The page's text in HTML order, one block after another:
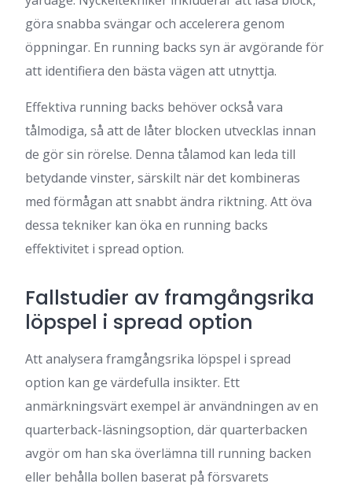
göra snabba svängar och accelerera genom
öppningar. En running backs syn är avgörande för
att identifiera den bästa vägen att utnyttja.
Effektiva running backs behöver också vara
tålmodiga, så att de låter blocken utvecklas innan
de gör sin rörelse. Denna tålamod kan leda till
betydande vinster, särskilt när det kombineras
med förmågan att snabbt ändra riktning. Att öva
dessa tekniker kan öka en running backs
effektivitet i spread option.
Fallstudier av framgångsrika
löpspel i spread option
Att analysera framgångsrika löpspel i spread
option kan ge värdefulla insikter. Ett
anmärkningsvärt exempel är användningen av en
quarterback-läsningsoption, där quarterbacken
avgör om han ska överlämna till running backen
eller behålla bollen baserat på försvarets